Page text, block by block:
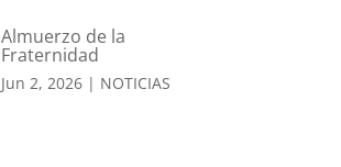
Almuerzo de la
Fraternidad
Jun 2, 2026| NOTICIAS